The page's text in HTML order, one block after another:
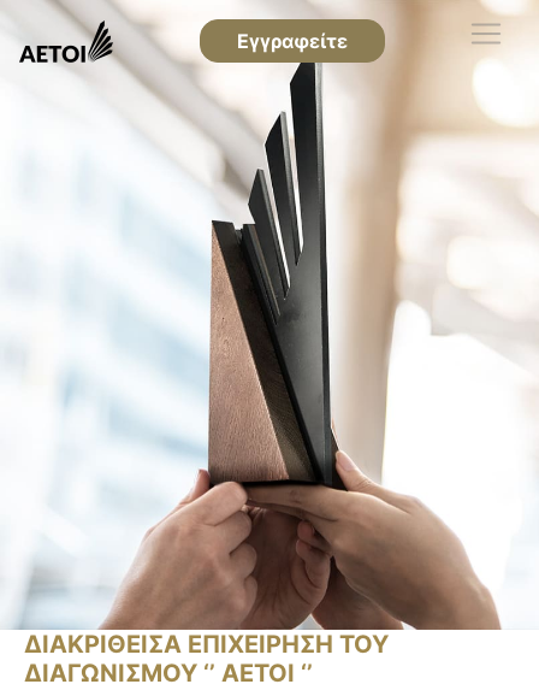
Εγγραφείτε
ΔΙΑΚΡΙΘΕΙΣΑ ΕΠΙΧΕΙΡΗΣΗ ΤΟΥ
ΔΙΑΓΩΝΙΣΜΟΥ ‘’ ΑΕΤΟΙ ‘’